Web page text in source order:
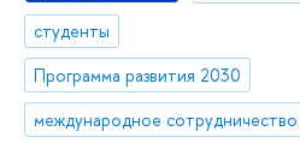
студенты
Программа развития 2030
международное сотрудничество